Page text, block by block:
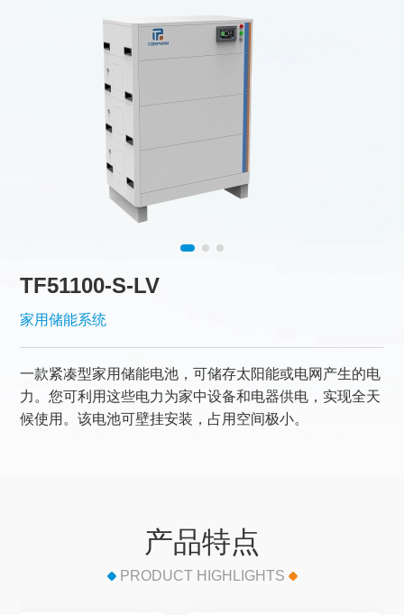
TF51100-S-LV
家用储能系统
一款紧凑型家用储能电池，可储存太阳能或电网产生的电
力。您可利用这些电力为家中设备和电器供电，实现全天
候使用。该电池可壁挂安装，占用空间极小。
产品特点
PRODUCT HIGHLIGHTS